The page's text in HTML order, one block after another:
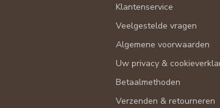
Klantenservice
Veelgestelde vragen
Algemene voorwaarden
Uw privacy &
Betaalmethoden
Verzenden & retourneren